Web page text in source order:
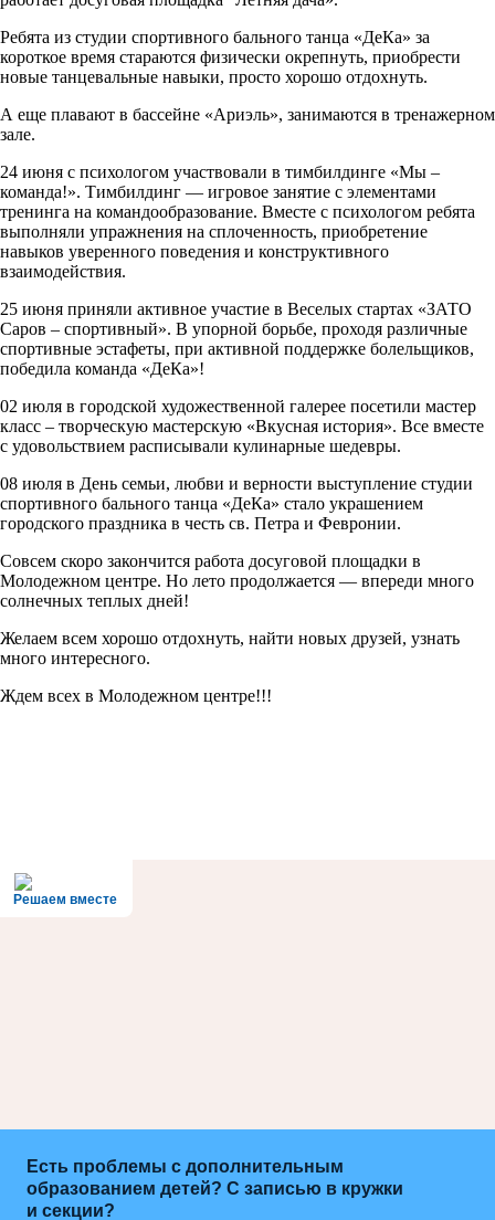
Ребята из студии спортивного бального танца «ДеКа» за
короткое время стараются физически окрепнуть, приобрести
новые танцевальные навыки, просто хорошо отдохнуть.
А еще плавают в бассейне «Ариэль», занимаются в тренажерном
зале.
24 июня с психологом участвовали в тимбилдинге «Мы –
команда!». Тимбилдинг — игровое занятие с элементами
тренинга на командообразование. Вместе с психологом ребята
выполняли упражнения на сплоченность, приобретение
навыков уверенного поведения и конструктивного
взаимодействия.
25 июня приняли активное участие в Веселых стартах «ЗАТО
Саров – спортивный». В упорной борьбе, проходя различные
спортивные эстафеты, при активной поддержке болельщиков,
победила команда «ДеКа»!
02 июля в городской художественной галерее посетили мастер
класс – творческую мастерскую «Вкусная история». Все вместе
с удовольствием расписывали кулинарные шедевры.
08 июля в День семьи, любви и верности выступление студии
спортивного бального танца «ДеКа» стало украшением
городского праздника в честь св. Петра и Февронии.
Совсем скоро закончится работа досуговой площадки в
Молодежном центре. Но лето продолжается — впереди много
солнечных теплых дней!
Желаем всем хорошо отдохнуть, найти новых друзей, узнать
много интересного.
Ждем всех в Молодежном центре!!!
Решаем вместе
Есть проблемы с дополнительным
образованием детей? С записью в кружки
и секции?